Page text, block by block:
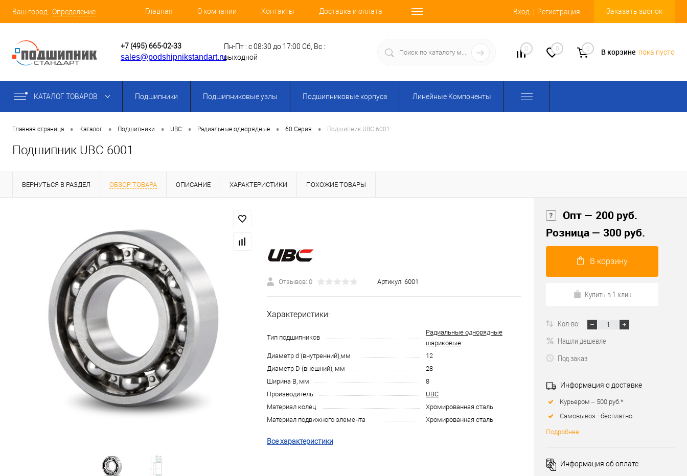
Ваш город: Определение Главная О компании Контакты Доставка и оплата Вход Регистрация Заказать звонок
+7 (495) 665-02-33
sales@podshipnikstandart.ru
Пн-Пт : с 08:30 до 17:00 Сб, Вс :
выходной
0 0 0 В корзине пока пусто
КАТАЛОГ ТОВАРОВ Подшипники Подшипниковые узлы Подшипниковые корпуса Линейные Компоненты
Главная страница • Каталог • Подшипники • UBC • Радиальные однорядные • 60 Серия • Подшипник UBC 6001
Подшипник UBC 6001
ВЕРНУТЬСЯ В РАЗДЕЛ ОБЗОР ТОВАРА ОПИСАНИЕ ХАРАКТЕРИСТИКИ ПОХОЖИЕ ТОВАРЫ
Отзывов: 0 Артикул: 6001
Характеристики:
Тип подшипников
Радиальные однорядные
шариковые
Диаметр d (внутренний),мм
12
Диаметр D (внешний), мм
28
Ширина B, мм
8
Производитель
UBC
Материал колец
Хромированная сталь
Материал подвижного элемента
Хромированная сталь
Все характеристики
Опт — 200 руб.
Розница — 300 руб.
В корзину
Купить в 1 клик
Кол-во:
Нашли дешевле
Под заказ
Информация о доставке
Курьером – 500 руб.*
Самовывоз - бесплатно
Подробнее
Информация об оплате